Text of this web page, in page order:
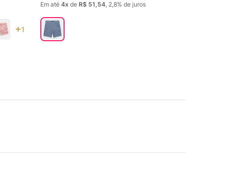
1
Em até 4 de R$ 51,54, 2,8% de juros